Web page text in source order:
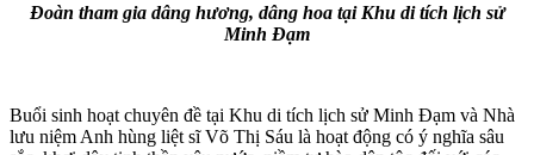
Đoàn tham gia dâng hương, dâng hoa tại Khu di tích lịch sử
Minh Đạm
Buổi sinh hoạt chuyên đề tại Khu di tích lịch sử Minh Đạm và Nhà
lưu niệm Anh hùng liệt sĩ Võ Thị Sáu là hoạt động có ý nghĩa sâu